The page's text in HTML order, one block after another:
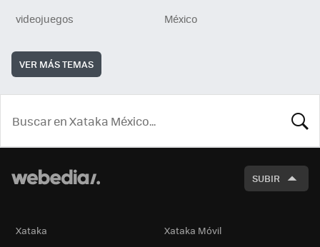
videojuegos
México
VER MÁS TEMAS
SUBIR
Xataka Xataka Móvil